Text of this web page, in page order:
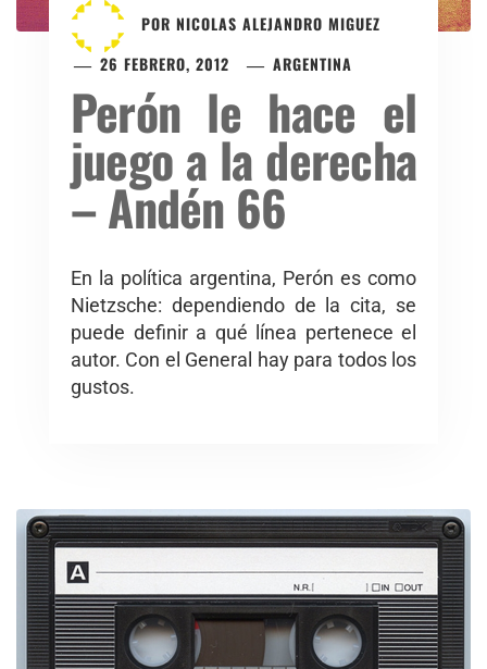
POR NICOLAS ALEJANDRO MIGUEZ
26 FEBRERO, 2012
ARGENTINA
Perón le hace el
juego a la derecha
– Andén 66
En la política argentina, Perón es como
Nietzsche: dependiendo de la cita, se
puede definir a qué línea pertenece el
autor. Con el General hay para todos los
gustos.